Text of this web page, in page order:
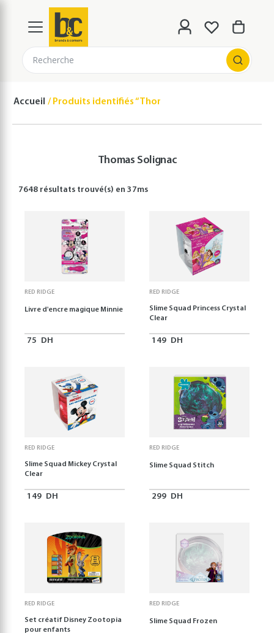
Recherche
Accueil Produits identifiés “Thomas Solignac”
Thomas Solignac
7648 résultats trouvé(s) en37ms
RED RIDGE
Livre d'encre magique Minnie
75 DH
RED RIDGE
Slime Squad Princess Crystal
Clear
149 DH
RED RIDGE
Slime Squad Mickey Crystal
Clear
149 DH
RED RIDGE
Slime Squad Stitch
299 DH
RED RIDGE
Set créatif Disney Zootopia
pour enfants
RED RIDGE
Slime Squad Frozen